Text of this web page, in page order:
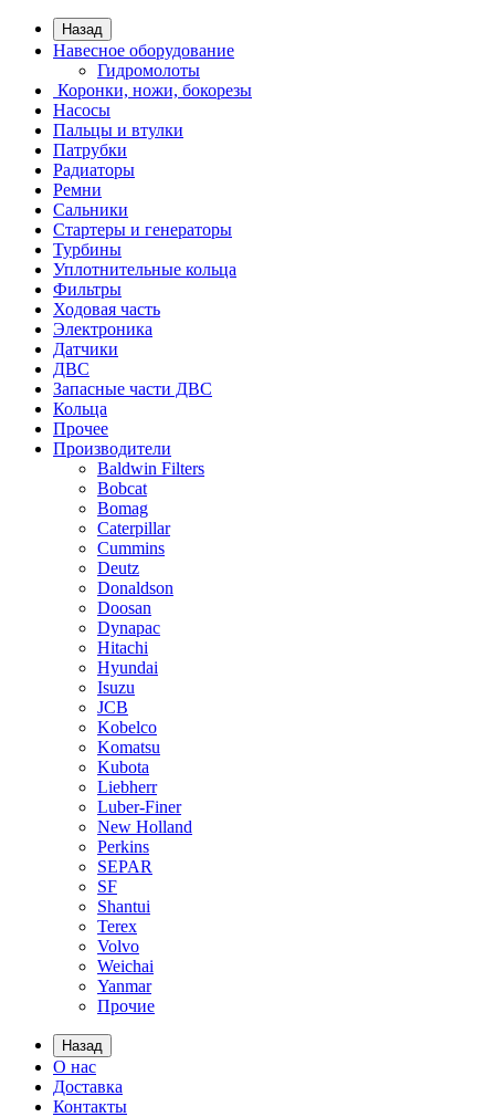
Назад
Навесное оборудование
Гидромолоты
Коронки, ножи, бокорезы
Насосы
Пальцы и втулки
Патрубки
Радиаторы
Ремни
Сальники
Стартеры и генераторы
Турбины
Уплотнительные кольца
Фильтры
Ходовая часть
Электроника
Датчики
ДВС
Запасные части ДВС
Кольца
Прочее
Производители
Baldwin Filters
Bobcat
Bomag
Caterpillar
Cummins
Deutz
Donaldson
Doosan
Dynapac
Hitachi
Hyundai
Isuzu
JCB
Kobelco
Komatsu
Kubota
Liebherr
Luber-Finer
New Holland
Perkins
SEPAR
SF
Shantui
Terex
Volvo
Weichai
Yanmar
Прочие
Назад
О нас
Доставка
Контакты